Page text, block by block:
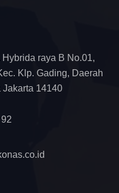
raya B No.01,
Klp. Gading, Daerah
Jakarta 14140